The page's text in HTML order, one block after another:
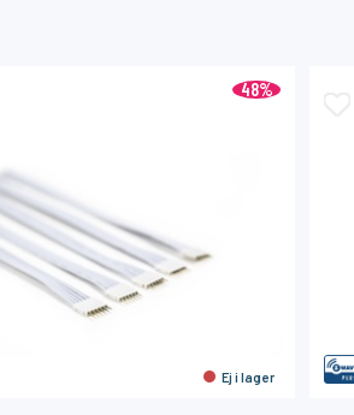
48%
Ej i lager